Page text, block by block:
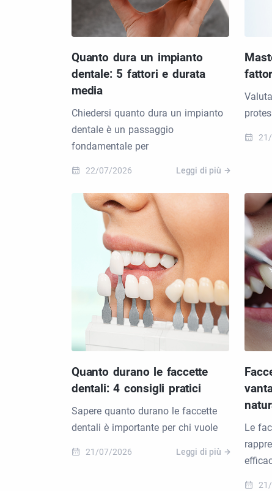
Quanto dura un impianto
dentale: 5 fattori e durata
media
Chiedersi quanto dura un impianto
dentale è un passaggio
fondamentale per
22/07/2026 Leggi di più
Quanto durano le faccette
dentali: 4 consigli pratici
Sapere quanto durano le faccette
dentali è importante per chi vuole
21/07/2026 Leggi di più
Le